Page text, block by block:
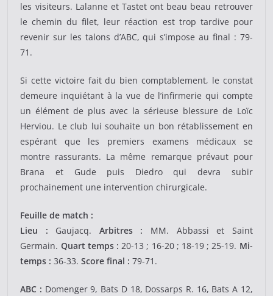
les visiteurs. Lalanne et Tastet ont beau beau retrouver
le chemin du filet, leur réaction est trop tardive pour
revenir sur les talons d’ABC, qui s’impose au final : 79-
71.
Si cette victoire fait du bien comptablement, le constat
demeure inquiétant à la vue de l’infirmerie qui compte
un élément de plus avec la sérieuse blessure de Loïc
Herviou. Le club lui souhaite un bon rétablissement en
espérant que les premiers examens médicaux se
montre rassurants. La même remarque prévaut pour
Brana et Gude puis Diedro qui devra subir
prochainement une intervention chirurgicale.
Feuille de match :
Lieu : Gaujacq. Arbitres : MM. Abbassi et Saint
Germain. Quart temps : 20-13 ; 16-20 ; 18-19 ; 25-19. Mi-
temps : 36-33.Score final : 79-71.
ABC : Domenger 9, Bats D 18, Dossarps R. 16, Bats A 12,